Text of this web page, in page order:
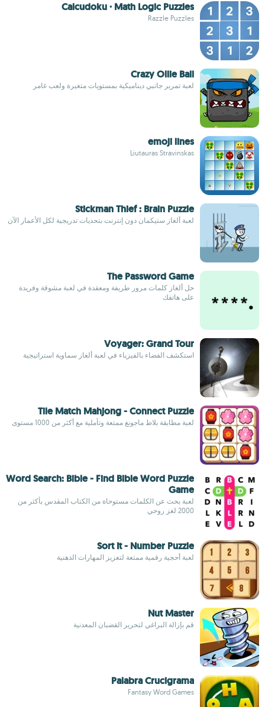
Calcudoku · Math Logic Puzzles
Razzle Puzzles
Crazy Ollie Ball
لعبة تمرير جانبي ديناميكية بمستويات متغيرة ولعب غامر
emoji lines
Liutauras Stravinskas
Stickman Thief : Brain Puzzle
لعبة ألغاز ستيكمان دون إنترنت بتحديات تدريجية لكل الأعمار الآن
The Password Game
حل ألغاز كلمات مرور طريفة ومعقدة في لعبة مشوقة وفريدة
على هاتفك
Voyager: Grand Tour
استكشف الفضاء بالفيزياء في لعبة ألغاز سماوية استراتيجية
Tile Match Mahjong - Connect Puzzle
لعبة مطابقة بلاط ماجونغ ممتعة وتأملية مع أكثر من 1000 مستوى
Word Search: Bible - Find Bible Word Puzzle
Game
لعبة بحث عن الكلمات مستوحاة من الكتاب المقدس بأكثر من
2000 لغز روحي
Sort It - Number Puzzle
لعبة أحجية رقمية ممتعة لتعزيز المهارات الذهنية
Nut Master
قم بإزالة البراغي لتحرير القضبان المعدنية
Palabra Crucigrama
Fantasy Word Games